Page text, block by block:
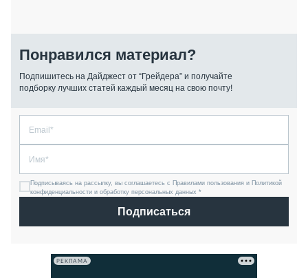
Понравился материал?
Подпишитесь на Дайджест от “Грейдера” и получайте
подборку лучших статей каждый месяц на свою почту!
Подписываясь на рассылку, вы соглашаетесь с Правилами пользования и Политикой
конфиденциальности и обработку персональных данных *
Подписаться
РЕКЛАМА